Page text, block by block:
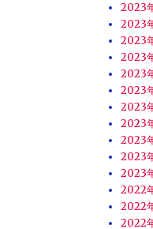
2023
2023
2023
2023
2023
2023
2023
2023
2023
2023
2023
2022
2022
2022